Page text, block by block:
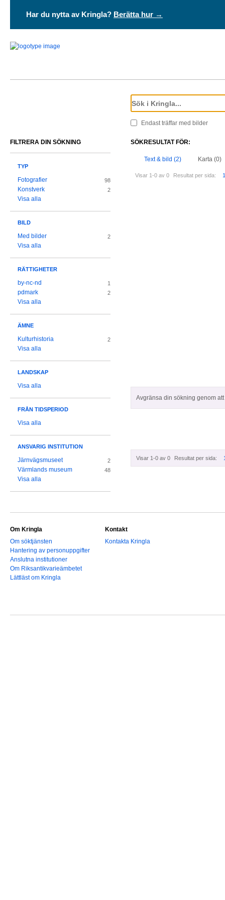
Har du nytta av Kringla? Berätta hur →
Endast träffar med bilder
SÖKRESULTAT FÖR:
Text & bild (2) Karta (0)
Visar 1-0 av 0 Resultat per sida:
Avgränsa din sökning genom
Visar 1-0 av 0 Resultat per sida:
FILTRERA DIN SÖKNING
TYP
Fotografier 98
Konstverk 2
Visa alla
BILD
Med bilder 2
Visa alla
RÄTTIGHETER
by-nc-nd 1
pdmark 2
Visa alla
ÄMNE
Kulturhistoria 2
Visa alla
LANDSKAP
Visa alla
FRÅN TIDSPERIOD
Visa alla
ANSVARIG INSTITUTION
Järnvägsmuseet 2
Värmlands museum 48
Visa alla
Om Kringla
Om söktjänsten
Hantering av personuppgifter
Anslutna institutioner
Om Riksantikvarieämbetet
Lättläst om Kringla
Kontakt
Kontakta Kringla